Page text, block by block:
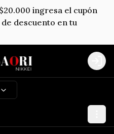
ingresa el cupón
de descuento en tu